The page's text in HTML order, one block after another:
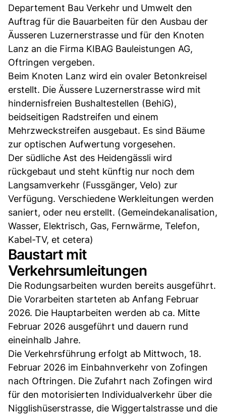
Departement Bau Verkehr und Umwelt den
Auftrag für die Bauarbeiten für den Ausbau der
Äusseren Luzernerstrasse und für den Knoten
Lanz an die Firma KIBAG Bauleistungen AG,
Oftringen vergeben.
Beim Knoten Lanz wird ein ovaler Betonkreisel
erstellt. Die Äussere Luzernerstrasse wird mit
hindernisfreien Bushaltestellen (BehiG),
beidseitigen Radstreifen und einem
Mehrzweckstreifen ausgebaut. Es sind Bäume
zur optischen Aufwertung vorgesehen.
Der südliche Ast des Heidengässli wird
rückgebaut und steht künftig nur noch dem
Langsamverkehr (Fussgänger, Velo) zur
Verfügung. Verschiedene Werkleitungen werden
saniert, oder neu erstellt. (Gemeindekanalisation,
Wasser, Elektrisch, Gas, Fernwärme, Telefon,
Kabel-TV, et cetera)
Baustart mit
Verkehrsumleitungen
Die Rodungsarbeiten wurden bereits ausgeführt.
Die Vorarbeiten starteten ab Anfang Februar
2026. Die Hauptarbeiten werden ab ca. Mitte
Februar 2026 ausgeführt und dauern rund
eineinhalb Jahre.
Die Verkehrsführung erfolgt ab Mittwoch, 18.
Februar 2026 im Einbahnverkehr von Zofingen
nach Oftringen. Die Zufahrt nach Zofingen wird
für den motorisierten Individualverkehr über die
Nigglishüserstrasse, die Wiggertalstrasse und die